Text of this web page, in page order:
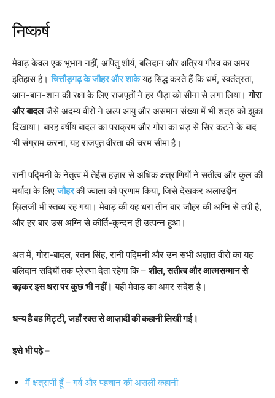
निष्कर्ष
मेवाड़ केवल एक भूभाग नहीं, अपितु शौर्य, बलिदान और क्षत्रिय गौरव का अमर
इतिहास है।चित्तौड़गढ़ के जौहर और शाकेयह सिद्ध करते हैं कि धर्म, स्वतंत्रता,
आन-बान-शान की रक्षा के लिए राजपूतों ने हर पीड़ा को सीना से लगा लिया।गोरा
और बादलजैसे अदम्य वीरों ने अल्प आयु और असमान संख्या में भी शत्रु को झुका
दिखाया। बारह वर्षीय बादल का पराक्रम और गोरा का धड़ से सिर कटने के बाद
भी संग्राम करना, यह राजपूत वीरता की चरम सीमा है।
रानी पद्मिनी के नेतृत्व में तेईस हज़ार से अधिक क्षत्राणियों ने सतीत्व और कुल की
मर्यादा के लिएजौहरकी ज्वाला को प्रणाम किया, जिसे देखकर अलाउद्दीन
ख़िलजी भी स्तब्ध रह गया। मेवाड़ की यह धरा तीन बार जौहर की अग्नि से तपी है,
और हर बार उस अग्नि से कीर्ति-कुन्दन ही उत्पन्न हुआ।
अंत में, गोरा-बादल, रतन सिंह, रानी पद्मिनी और उन सभी अज्ञात वीरों का यह
बलिदान सदियों तक प्रेरणा देता रहेगा कि –शील, सतीत्व और आत्मसम्मान से
बढ़कर इस धरा पर कुछ भी नहीं। यही मेवाड़ का अमर संदेश है।
धन्य है वह मिट्टी, जहाँ रक्त से आज़ादी की कहानी लिखी गई।
इसे भी पढ़े –
मैं क्षत्राणी हूँ – गर्व और पहचान की असली कहानी